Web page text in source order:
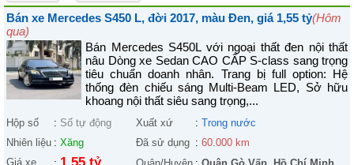
Bán xe Mercedes S450 L, đời 2017, màu Đen, giá 1,55 tỷ(Hôm
qua)
Bán Mercedes S450L với ngoại thất đen nội thất
nâu Dòng xe Sedan CAO CẤP S-class sang trọng
tiêu chuẩn doanh nhân. Trang bị full option: Hệ
thống đèn chiếu sáng Multi-Beam LED, Sở hữu
khoang nội thất siêu sang trọng,...
Hộp số : Số tự động Xuất xứ : Trong nước
Nhiên liệu : Xăng Đã sử dụng : 60.000 km
Giá xe